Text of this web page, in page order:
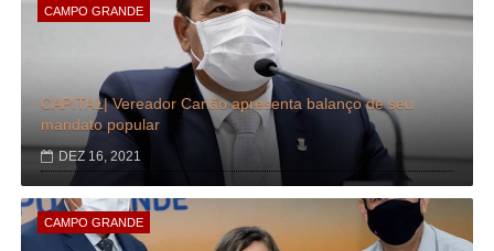
CAMPO GRANDE
CAPITAL| Vereador Carlão apresenta balanço de seu
mandato popular
DEZ 16, 2021
CAMPO GRANDE